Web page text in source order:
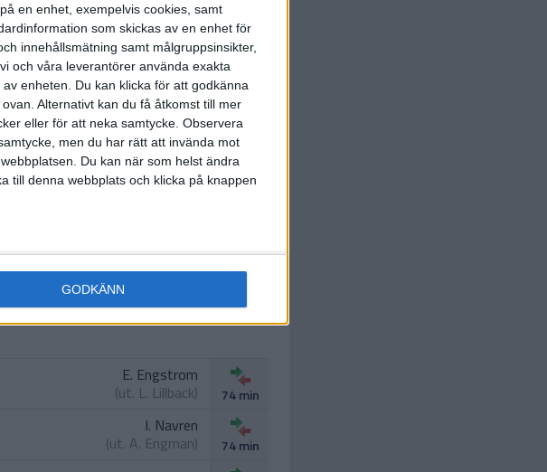
en enhet, exempelvis cookies, samt
som skickas av en enhet för
innehållsmätning samt målgruppsinsikter,
och våra leverantörer använda exakta
enheten. Du kan klicka för att godkänna
Alternativt kan du få åtkomst till mer
eller för att neka samtycke. Observera
men du har rätt att invända mot
Du kan när som helst ändra
till denna webbplats och klicka på knappen
GODKÄNN
A. Priks
38 min
L. Lillback
(ass.
E. Engstrom
(ut. L. Lillback) 74 min
I. Navren
(ut. A. Engman) 74 min